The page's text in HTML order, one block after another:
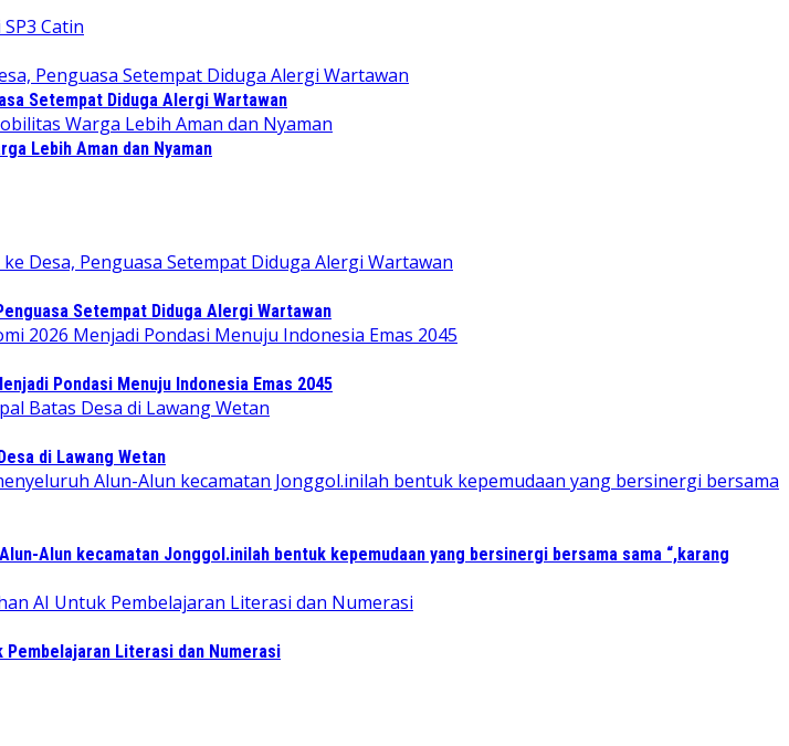
Setempat Diduga Alergi Wartawan
Lebih Aman dan Nyaman
Setempat Diduga Alergi Wartawan
Pondasi Menuju Indonesia Emas 2045
di Lawang Wetan
Alun kecamatan Jonggol.inilah bentuk kepemudaan yang bersinergi bersama sama “,karang
Pembelajaran Literasi dan Numerasi